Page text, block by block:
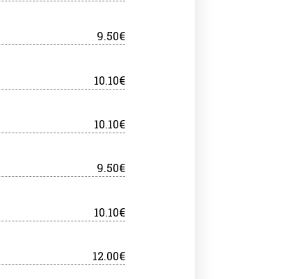
9.50€
10.10€
10.10€
9.50€
10.10€
12.00€